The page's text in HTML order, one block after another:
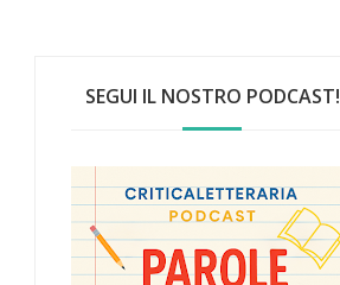
SEGUI IL NOSTRO PODCAST!